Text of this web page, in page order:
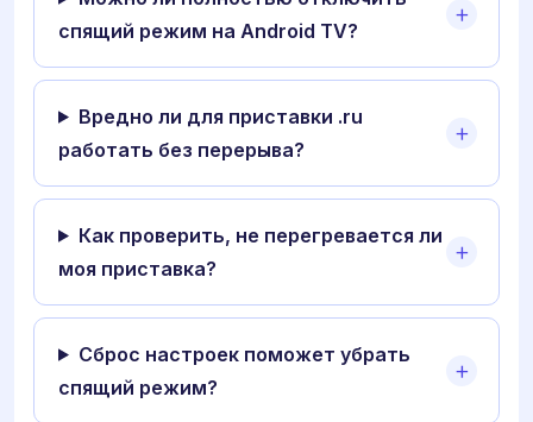
спящий режим на Android TV?
Вредно ли для приставки .ru
работать без перерыва?
Как проверить, не перегревается ли
моя приставка?
Сброс настроек поможет убрать
спящий режим?